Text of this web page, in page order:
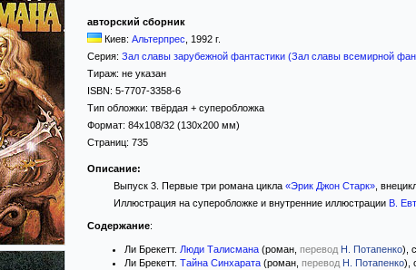
авторский сборник
Киев: Альтерпрес 1992 г.
Серия: Зал славы зарубежной фантастики (Зал славы всемирной
Тираж: не указан
ISBN: 5-7707-3358-6
Тип обложки: твёрдая + суперобложка
Формат: 84x108/32 (130x200 мм)
Страниц: 735
Описание:
Выпуск 3. Первые три романа цикла «Эрик Джон Старк»,
Иллюстрация на суперобложке и внутренние иллюстрации В.
Содержание:
Ли Брекетт. Люди Талисмана (роман, перевод Н. Потапенко),
Ли Брекетт. Тайна Синхарата (роман, перевод Н. Потапенко),